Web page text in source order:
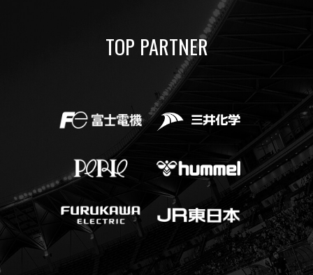
TOP PARTNER